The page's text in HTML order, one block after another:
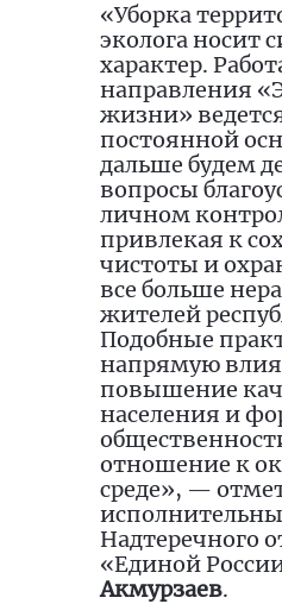
«Уборка
эколога носит
характер.
направления
жизни»
постоянной
дальше будем
вопросы
личном
привлекая к
чистоты и
все больше
жителей
Подобные
напрямую
повышение
населения и
отношение к
среде», —
Надтеречного
«Единой
Акмурзаев.